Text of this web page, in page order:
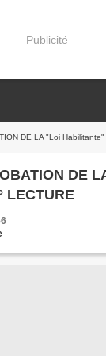
Publicité
DE LA "Loi Habilitante"
DE
LECTURE